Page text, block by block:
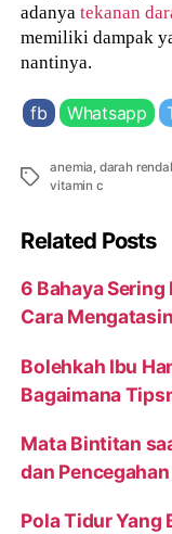
adanyatekanan
memiliki dampak
nantinya.
fb Whatsapp
Tags
anemia, darah
vitamin c
Related Posts
6 Bahaya
Cara
Bolehkah Ibu
Bagaimana
Mata Bintitan
dan Pencegahan
Pola Tidur Yang